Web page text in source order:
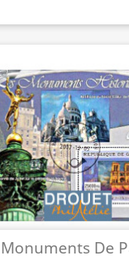
Monuments De